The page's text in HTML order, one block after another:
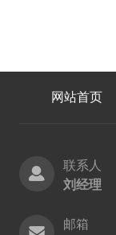
网站首页
联系人
刘经理
邮箱